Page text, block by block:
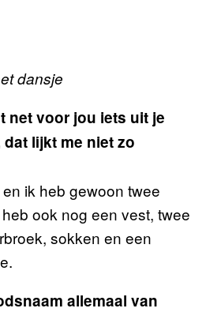
dansje
net voor jou iets uit je
lijkt me niet zo
ik heb gewoon twee
ook nog een vest, twee
sokken en een
allemaal van